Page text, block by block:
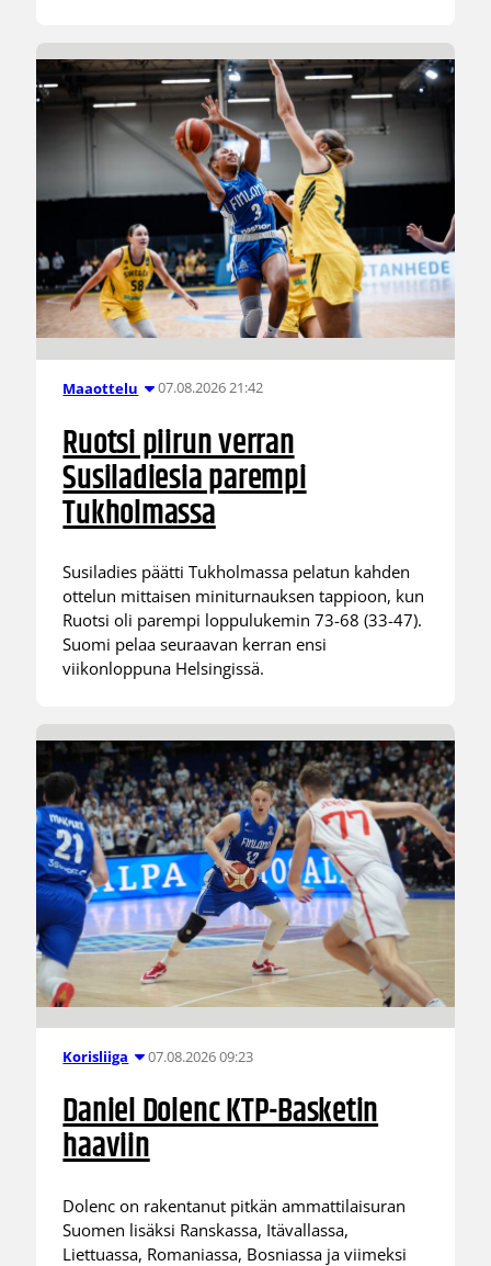
Maaottelu 07.08.2026 21:42
Ruotsi piirun verran
Susiladiesia parempi
Tukholmassa
Susiladies päätti Tukholmassa pelatun kahden
ottelun mittaisen miniturnauksen tappioon, kun
Ruotsi oli parempi loppulukemin 73-68 (33-47).
Suomi pelaa seuraavan kerran ensi
viikonloppuna Helsingissä.
Korisliiga 07.08.2026 09:23
Daniel Dolenc KTP-Basketin
haaviin
Dolenc on rakentanut pitkän ammattilaisuran
Suomen lisäksi Ranskassa, Itävallassa,
Liettuassa, Romaniassa, Bosniassa ja viimeksi